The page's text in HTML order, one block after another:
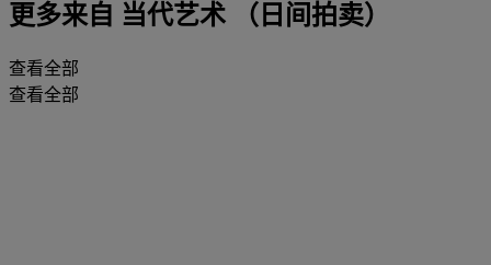
更多来自 当代艺术 （日间拍卖）
查看全部
查看全部